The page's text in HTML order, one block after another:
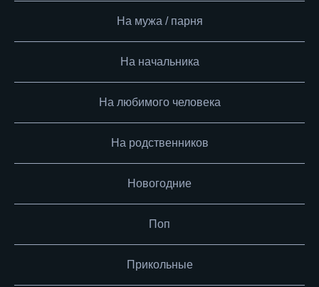
На мужа / парня
На начальника
На любимого человека
На родственников
Новогодние
Поп
Прикольные